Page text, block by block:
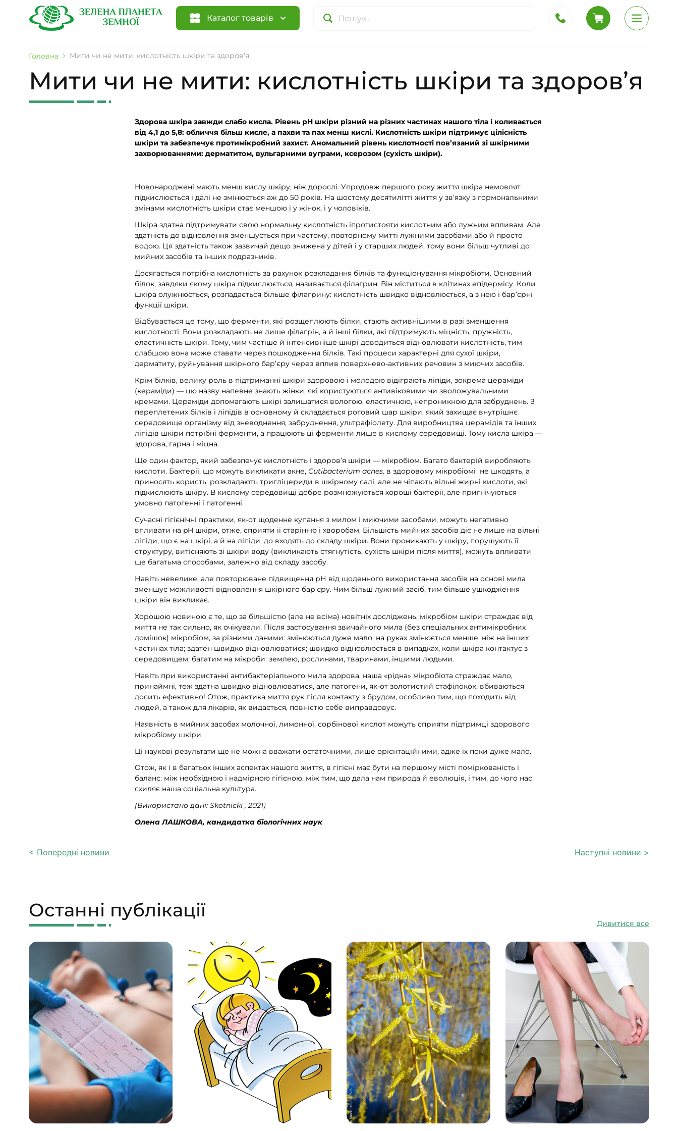
Каталог товарів
Головна Мити чи не мити: кислотність шкіри та здоров’я
Мити чи не мити: кислотність шкіри та здоров’я
Здорова шкіра завжди слабо кисла. Рівень рН шкіри різний на різних частинах нашого тіла і коливається
від 4,1 до 5,8: обличчя більш кисле, а пахви та пах менш кислі. Кислотність шкіри підтримує цілісність
шкіри та забезпечує протимікробний захист. Аномальний рівень кислотності пов’язаний зі шкірними
захворюваннями: дерматитом, вульгарними вуграми, ксерозом (сухість шкіри).
Новонароджені мають менш кислу шкіру, ніж дорослі. Упродовж першого року життя шкіра немовлят
підкислюється і далі не змінюється аж до 50 років. На шостому десятилітті життя у зв’язку з гормональними
змінами кислотність шкіри стає меншою і у жінок, і у чоловіків.
Шкіра здатна підтримувати свою нормальну кислотність іпротистояти кислотним або лужним впливам. Але
здатність до відновлення зменшується при частому, повторному митті лужними засобами або й просто
водою. Ця здатність також зазвичай дещо знижена у дітей і у старших людей, тому вони більш чутливі до
мийних засобів та інших подразників.
Досягається потрібна кислотність за рахунок розкладання білків та функціонування мікробіоти. Основний
білок, завдяки якому шкіра підкислюється, називається філагрин. Він міститься в клітинах епідермісу. Коли
шкіра олужнюється, розпадається більше філагрину: кислотність швидко відновлюється, а з нею і бар’єрні
функції шкіри.
Відбувається це тому, що ферменти, які розщеплюють білки, стають активнішими в разі зменшення
кислотності. Вони розкладають не лише філагрін, а й інші білки, які підтримують міцність, пружність,
еластичність шкіри. Тому, чим частіше й інтенсивніше шкірі доводиться відновлювати кислотність, тим
слабшою вона може ставати через пошкодження білків. Такі процеси характерні для сухої шкіри,
дерматиту, руйнування шкірного бар’єру через вплив поверхнево-активних речовин з миючих засобів.
Крім білків, велику роль в підтриманні шкіри здоровою і молодою відіграють ліпіди, зокрема цераміди
(кераміди) — цю назву напевне знають жінки, які користуються антивіковими чи зволожувальними
кремами. Цераміди допомагають шкірі залишатися вологою, еластичною, непроникною для забруднень. З
переплетених білків і ліпідів в основному й складається роговий шар шкіри, який захищає внутрішнє
середовище організму від зневоднення, забруднення, ультрафіолету. Для виробництва церамідів та інших
ліпідів шкіри потрібні ферменти, а працюють ці ферменти лише в кислому середовищі. Тому кисла шкіра —
здорова, гарна і міцна.
Ще один фактор, який забезпечує кислотність і здоров’я шкіри — мікробіом. Багато бактерій виробляють
кислоти. Бактерії, що можуть викликати акне, Cutibacterium acnes, в здоровому мікробіомі не шкодять, а
приносять користь: розкладають тригліцериди в шкірному салі, але не чіпають вільні жирні кислоти, які
підкислюють шкіру. В кислому середовищі добре розмножуються хороші бактерії, але пригнічуються
умовно патогенні і патогенні.
Сучасні гігієнічні практики, як-от щоденне купання з милом і миючими засобами, можуть негативно
впливати на pH шкіри, отже, сприяти її старінню і хворобам. Більшість мийних засобів діє не лише на вільні
ліпіди, що є на шкірі, а й на ліпіди, до входять до складу шкіри. Вони проникають у шкіру, порушують її
структуру, витісняють зі шкіри воду (викликають стягнутість, сухість шкіри після миття), можуть впливати
ще багатьма способами, залежно від складу засобу.
Навіть невелике, але повторюване підвищення рН від щоденного використання засобів на основі мила
зменшує можливості відновлення шкірного бар’єру. Чим більш лужний засіб, тим більше ушкодження
шкіри він викликає.
Хорошою новиною є те, що за більшістю (але не всіма) новітніх досліджень, мікробіом шкіри страждає від
миття не так сильно, як очікували. Після застосування звичайного мила (без спеціальних антимікробних
домішок) мікробіом, за різними даними: змінюються дуже мало; на руках змінюється менше, ніж на інших
частинах тіла; здатен швидко відновлюватися; швидко відновлюється в випадках, коли шкіра контактує з
середовищем, багатим на мікроби: землею, рослинами, тваринами, іншими людьми.
Навіть при використанні антибактеріального мила здорова, наша «рідна» мікробіота страждає мало,
принаймні, теж здатна швидко відновлюватися, але патогени, як-от золотистий стафілокок, вбиваються
досить ефективно! Отож, практика миття рук після контакту з брудом, особливо тим, що походить від
людей, а також для лікарів, як видається, повністю себе виправдовує.
Наявність в мийних засобах молочної, лимонної, сорбінової кислот можуть сприяти підтримці здорового
мікробіому шкіри.
Ці наукові результати ще не можна вважати остаточними, лише орієнтаційними, адже їх поки дуже мало.
Отож, як і в багатьох інших аспектах нашого життя, в гігієні має бути на першому місті поміркованість і
баланс: між необхідною і надмірною гігієною, між тим, що дала нам природа й еволюція, і тим, до чого нас
схиляє наша соціальна культура.
(Використано дані: Skotnicki , 2021)
Олена ЛАШКОВА, кандидатка біологічних наук
< Попередні новини Наступні новини >
Дивитися все
Останні публікації